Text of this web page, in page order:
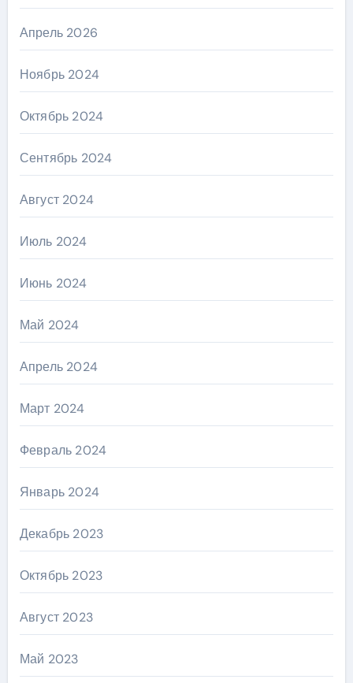
Апрель 2026
Ноябрь 2024
Октябрь 2024
Сентябрь 2024
Август 2024
Июль 2024
Июнь 2024
Май 2024
Апрель 2024
Март 2024
Февраль 2024
Январь 2024
Декабрь 2023
Октябрь 2023
Август 2023
Май 2023